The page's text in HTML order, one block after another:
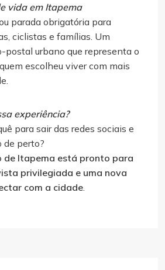
vida em Itapema
parada obrigatória para
ciclistas e famílias. Um
postal urbano que representa o
escolheu viver com mais
experiência?
para sair das redes sociais e
de perto?
de Itapema está pronto para
privilegiada e uma nova
com a cidade